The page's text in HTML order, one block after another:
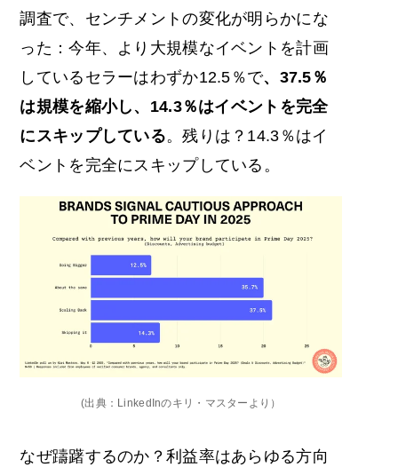
調査で、センチメントの変化が明らかにな
った：今年、より大規模なイベントを計画
しているセラーはわずか12.5％で、37.5％
は規模を縮小し、14.3％はイベントを完全
にスキップしている。残りは？14.3％はイ
ベントを完全にスキップしている。
(出典：LinkedInのキリ・マスターより）
なぜ躊躇するのか？利益率はあらゆる方向